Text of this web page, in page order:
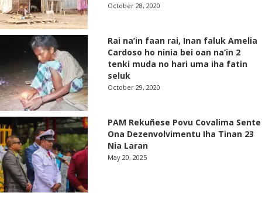
October 28, 2020
Rai na’in faan rai, Inan faluk Amelia
Cardoso ho ninia bei oan na’in 2
tenki muda no hari uma iha fatin
seluk
October 29, 2020
PAM Rekuñese Povu Covalima Sente
Ona Dezenvolvimentu Iha Tinan 23
Nia Laran
May 20, 2025